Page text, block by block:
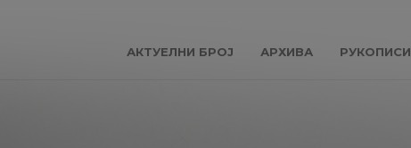
АКТУЕЛНИ БРОЈ АРХИВА РУКОПИСИ